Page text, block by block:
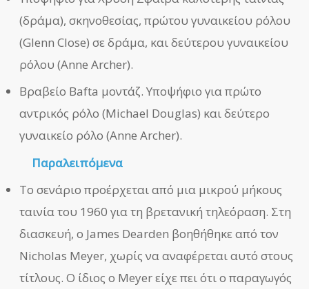
(δράμα), σκηνοθεσίας, πρώτου γυναικείου ρόλου
(Glenn Close) σε δράμα, και δεύτερου γυναικείου
ρόλου (Anne Archer).
Βραβείο Bafta μοντάζ. Υποψήφιο για πρώτο
αντρικός ρόλο (Michael Douglas) και δεύτερο
γυναικείο ρόλο (Anne Archer).
Παραλειπόμενα
Το σενάριο προέρχεται από μια μικρού μήκους
ταινία του 1960 για τη βρετανική τηλεόραση. Στη
διασκευή, ο James Dearden βοηθήθηκε από τον
Nicholas Meyer, χωρίς να αναφέρεται αυτό στους
τίτλους. Ο ίδιος ο Meyer είχε πει ότι ο παραγωγός